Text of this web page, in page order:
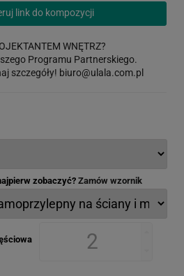
link do kompozycji
WNĘTRZ?
Programu Partnerskiego.
szczegóły! biuro@ulala.com.pl
zobaczyć? Zamów wzornik